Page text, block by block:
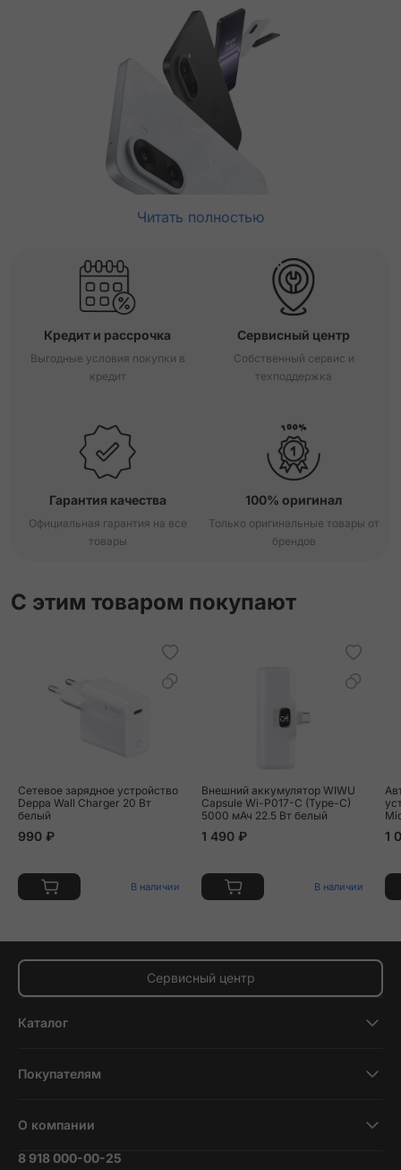
Читать полностью
Кредит и рассрочка
Выгодные условия покупки в
кредит
Сервисный центр
Собственный сервис и
техподдержка
Гарантия качества
Официальная гарантия на все
товары
100% оригинал
Только оригинальные товары от
брендов
С этим товаром покупают
Сетевое зарядное устройство
Deppa Wall Charger 20 Вт
белый
990 ₽
В наличии
Внешний аккумулятор WIWU
Capsule Wi-P017-C (Type-C)
5000 мАч 22.5 Вт белый
1 490 ₽
В наличии
1
Сервисный центр
Каталог
Планшеты
Покупателям
Трейд-ин
О компании
Вакансии
8 918 000-00-25